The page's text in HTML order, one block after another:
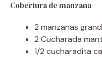
Cobertura de manzana
2 manzanas
2 Cucharada
1/2 cucharadita